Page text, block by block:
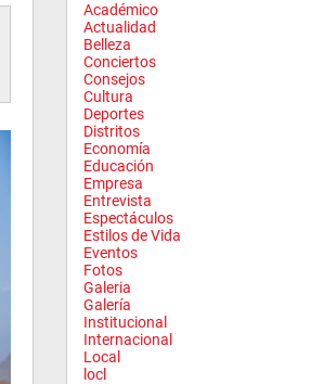
Académico
Actualidad
Belleza
Conciertos
Consejos
Cultura
Deportes
Distritos
Economía
Educación
Empresa
Entrevista
Espectáculos
Estilos de Vida
Eventos
Fotos
Galeria
Galería
Institucional
Internacional
Local
locl